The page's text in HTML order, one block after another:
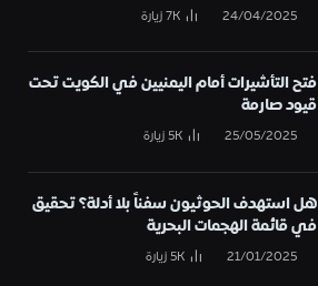
24/04/2025
7Kزيارة
فتح التأشيرات أمام اليمنيين في الكويت تحت
قيود صارمة
25/05/2025
5Kزيارة
هل استهدف الحوثيون سفناً بلا أدلة؟ تحقيق
في قائمة الهجمات البحرية
21/01/2025
5Kزيارة